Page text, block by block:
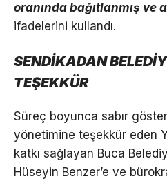
oranında bağıtlanmış ve
ifadelerini kullandı.
SENDİKADAN
TEŞEKKÜR
Süreç boyunca sabır
yönetimine teşekkür eden
katkı sağlayan Buca
Hüseyin Benzer’e ve